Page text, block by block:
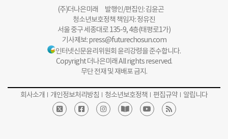
(주)더나은미래 발행인/편집인: 김윤곤
청소년보호정책 책임자: 정유진
서울 중구 세종대로 135-9, 4층(태평로1가)
기사제보:press@futurechosun.com
인터넷신문윤리위원회 윤리강령을 준수합니다.
Copyright 더나은미래 All rights reserved.
무단 전재 및 재배포 금지.
회사소개 개인정보처리방침 청소년보호정책 편집규약 알립니다